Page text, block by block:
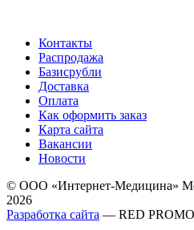
Контакты
Распродажа
Базисрубли
Доставка
Оплата
Как оформить заказ
Карта сайта
Вакансии
Новости
© ООО «Интернет-Медицина»
2026
Разработка сайта — RED PROMO